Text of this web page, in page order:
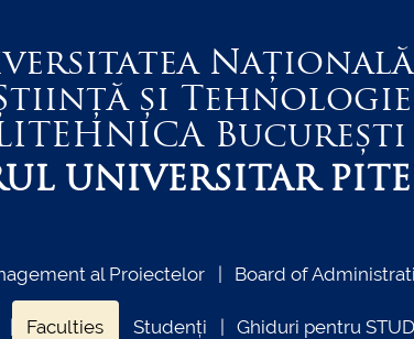
Națională
și Tehnologie
București
UNIVERSITAR
al Proiectelor Board of
Faculties Studenți Ghiduri pentru